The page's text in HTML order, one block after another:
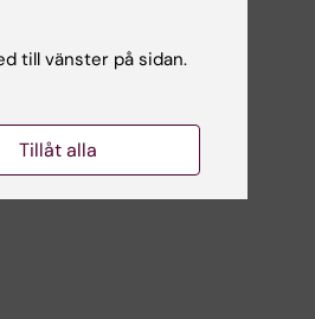
till vänster på sidan.
Tillåt alla